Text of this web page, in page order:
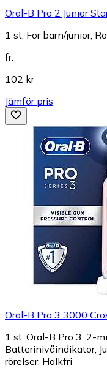
Oral-B Pro 2 Junior
1 st, För barn/junior,
fr.
102 kr
Jämför pris
Oral-B Pro 3 3000
1 st, Oral-B Pro 3, 2-
Batterinivåindikator,
rörelser, Halkfri